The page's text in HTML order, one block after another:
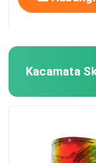
Kacamata